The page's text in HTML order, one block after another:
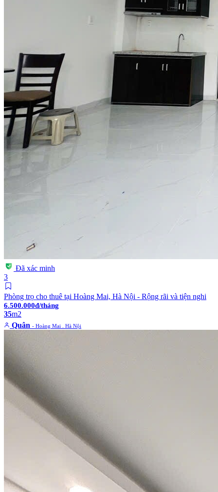
Đã xác minh
3
Phòng trọ cho thuê tại Hoàng Mai, Hà Nội - Rộng rãi và tiện nghi
6.500.000đ/tháng
35m2
Quân - Hoàng Mai . Hà Nội